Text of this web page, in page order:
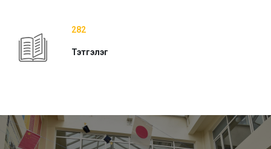
282
Тэтгэлэг